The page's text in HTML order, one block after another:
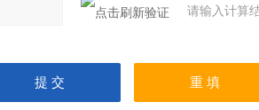
请输入计算